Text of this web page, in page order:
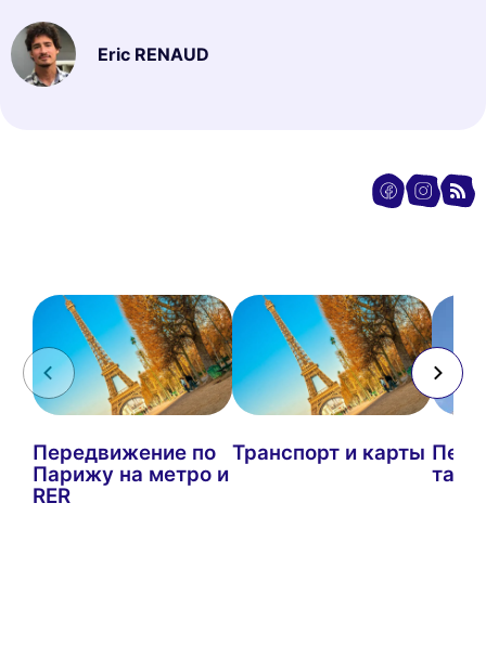
Eric RENAUD
Передвижение по
Парижу на метро и
RER
Транспорт и карты